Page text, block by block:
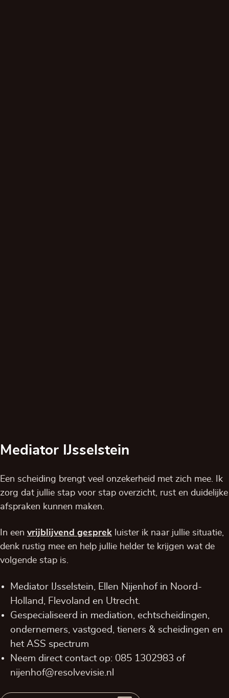
Mediator IJsselstein
Een scheiding brengt veel onzekerheid met zich mee. Ik
zorg dat jullie stap voor stap overzicht, rust en duidelijke
afspraken kunnen maken.
In een vrijblijvend gesprek luister ik naar jullie situatie,
denk rustig mee en help jullie helder te krijgen wat de
volgende stap is.
Mediator IJsselstein, Ellen Nijenhof in Noord-
Holland,
Flevoland en Utrecht
Gespecialiseerd in mediation, echtscheidingen,
ondernemers, vastgoed, tieners & scheidingen en
het ASS spectrum
Neem direct contact op: 085 1302983 of
nijenhof@resolvevisie.nl